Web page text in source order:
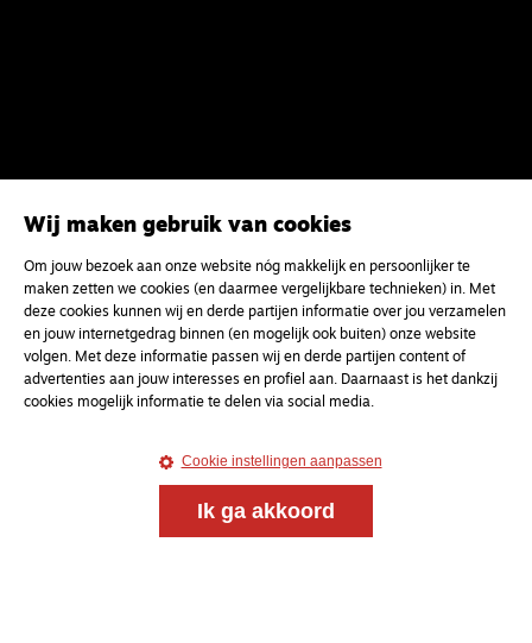
MagazineOnderweg
voor de Nederlandse Gereformeerde Kerken.
Wij maken gebruik van cookies
Om jouw bezoek aan onze website nóg makkelijk en persoonlijker te
maken zetten we cookies (en daarmee vergelijkbare technieken) in. Met
deze cookies kunnen wij en derde partijen informatie over jou verzamelen
en jouw internetgedrag binnen (en mogelijk ook buiten) onze website
volgen. Met deze informatie passen wij en derde partijen content of
advertenties aan jouw interesses en profiel aan. Daarnaast is het dankzij
cookies mogelijk informatie te delen via social media.
Cookie instellingen aanpassen
Ik ga akkoord